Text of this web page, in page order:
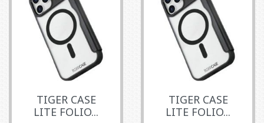
TIGER CASE
LITE FOLIO...
TIGER CASE
LITE FOLIO...